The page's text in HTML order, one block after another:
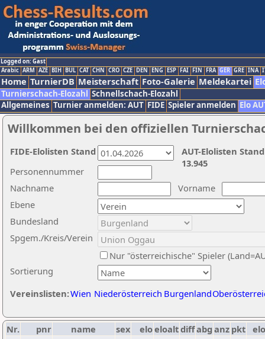
Logged on: Gast
Arabic ARM AZE BIH BUL CAT CHN CRO CZE DEN ENG ESP FAI FIN FRA GER GRE INA
Home TurnierDB Meisterschaft Foto-Galerie Meldekartei
Turnierschach-Elozahl Schnellschach-Elozahl
Allgemeines Turnier anmelden: AUT FIDE Spieler anmelden Elo
Willkommen bei den offiziellen
Nachname
Vorname
Ebene
Sortierung
Personennummer
Bundesland
Spgem./Kreis/Verein
Nur "österreichische" Spieler
Vereinslisten:Wien Niederösterreich Burgenland
AUT-Elolisten
13.945
FIDE-Elolisten Stand
Nr. pnr name sex eloeloaltdiffabg anz pkt